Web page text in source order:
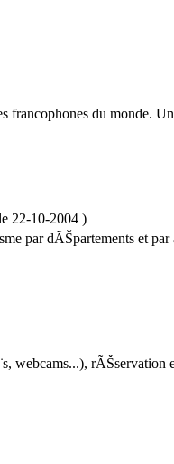
francophones du
22-10-2004 )
par dÃŠpartements et
webcams...),